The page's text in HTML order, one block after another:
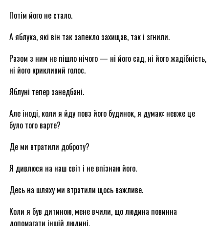
Потім його не стало.
А яблука, які він так запекло захищав, так і згнили.
Разом з ним не пішло нічого — ні його сад, ні його жадібність,
ні його крикливий голос.
Яблуні тепер занедбані.
Але іноді, коли я йду повз його будинок, я думаю: невже це
було того варте?
Де ми втратили доброту?
Я дивлюся на наш світ і не впізнаю його.
Десь на шляху ми втратили щось важливе.
Коли я був дитиною, мене вчили, що людина повинна
допомагати іншій людині.